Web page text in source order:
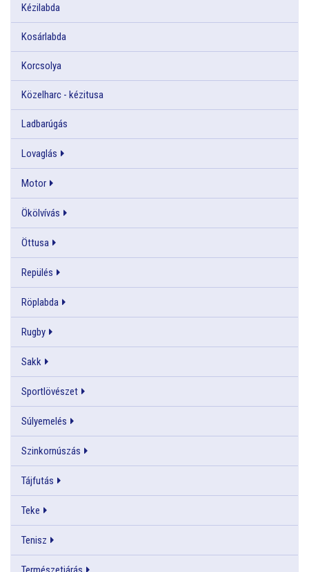
Kézilabda
Kosárlabda
Korcsolya
Közelharc - kézitusa
Ladbarúgás
Lovaglás
Motor
Ökölvívás
Öttusa
Repülés
Röplabda
Rugby
Sakk
Sportlövészet
Súlyemelés
Szinkornúszás
Tájfutás
Teke
Tenisz